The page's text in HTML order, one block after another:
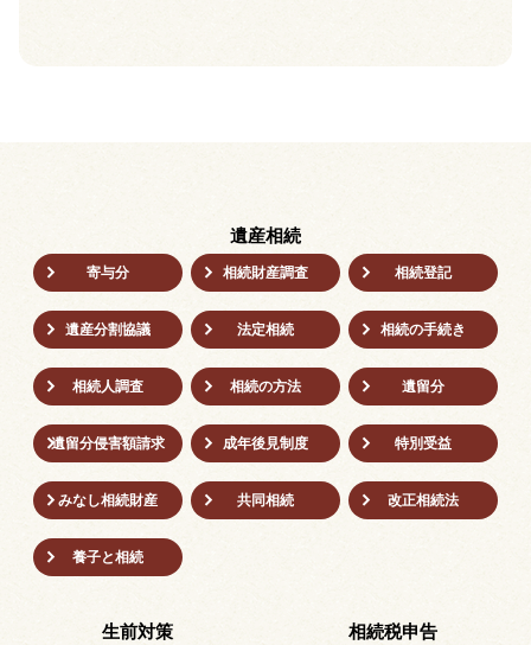
遺産相続
寄与分 相続財産調査 相続登記
遺産分割協議 法定相続 相続の⼿続き
相続人調査 相続の方法 遺留分
遺留分侵害額請求 成年後⾒制度 特別受益
みなし相続財産 共同相続 改正相続法
養子と相続
生前対策 相続税申告